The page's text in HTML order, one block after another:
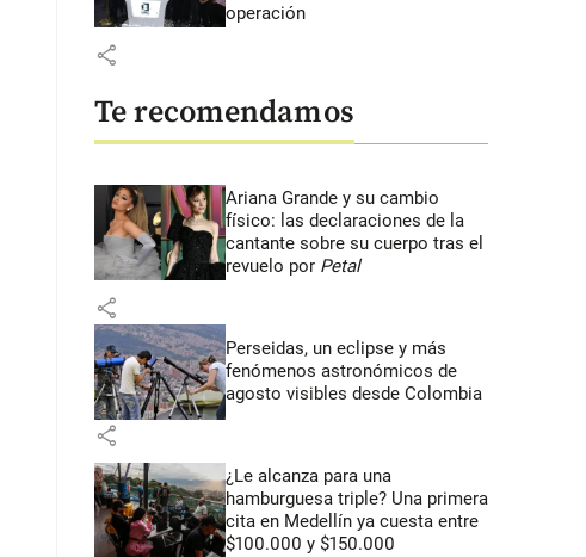
operación
share
Te recomendamos
Ariana Grande y su cambio
físico: las declaraciones de la
cantante sobre su cuerpo tras el
revuelo por Petal
share
Perseidas, un eclipse y más
fenómenos astronómicos de
agosto visibles desde Colombia
share
¿Le alcanza para una
hamburguesa triple? Una primera
cita en Medellín ya cuesta entre
$100.000 y $150.000